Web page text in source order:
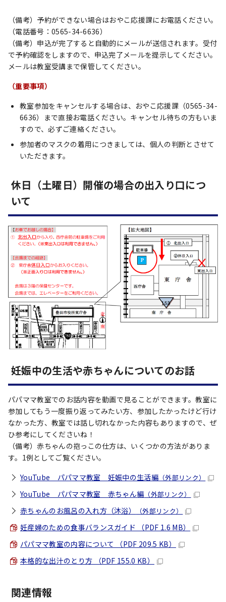
（備考）予約ができない場合はおやこ応援課にお電話ください。
（電話番号：0565-34-6636）
（備考）申込が完了すると自動的にメールが送信されます。受付
で予約確認をしますので、申込完了メールを提示してください。
メールは教室受講まで保管してください。
（重要事項）
教室参加をキャンセルする場合は、おやこ応援課（0565-34-
6636）まで直接お電話ください。キャンセル待ちの方もいま
すので、必ずご連絡ください。
参加者のマスクの着用につきましては、個人の判断とさせて
いただきます。
休日（土曜日）開催の場合の出入り口につ
いて
妊娠中の生活や赤ちゃんについてのお話
パパママ教室でのお話内容を動画で見ることができます。教室に
参加してもう一度振り返ってみたい方、参加したかったけど行け
なかった方、教室では話し切れなかった内容もありますので、ぜ
ひ参考にしてくださいね！
（備考）赤ちゃんの抱っこの仕方は、いくつかの方法がありま
す。1例としてご覧ください。
YouTube パパママ教室 妊娠中の生活編 （外部リンク）
YouTube パパママ教室 赤ちゃん編 （外部リンク）
赤ちゃんのお風呂の入れ方（沐浴） （外部リンク）
妊産婦のための食事バランスガイド （PDF 1.6 MB）
パパママ教室の内容について （PDF 209.5 KB）
本格的な出汁のとり方 （PDF 155.0 KB）
関連情報